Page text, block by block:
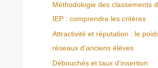
Méthodologie des classements
IEP : comprendre les critères
Attractivité et réputation : le
réseaux d’anciens élèves
Débouchés et taux d’insertion